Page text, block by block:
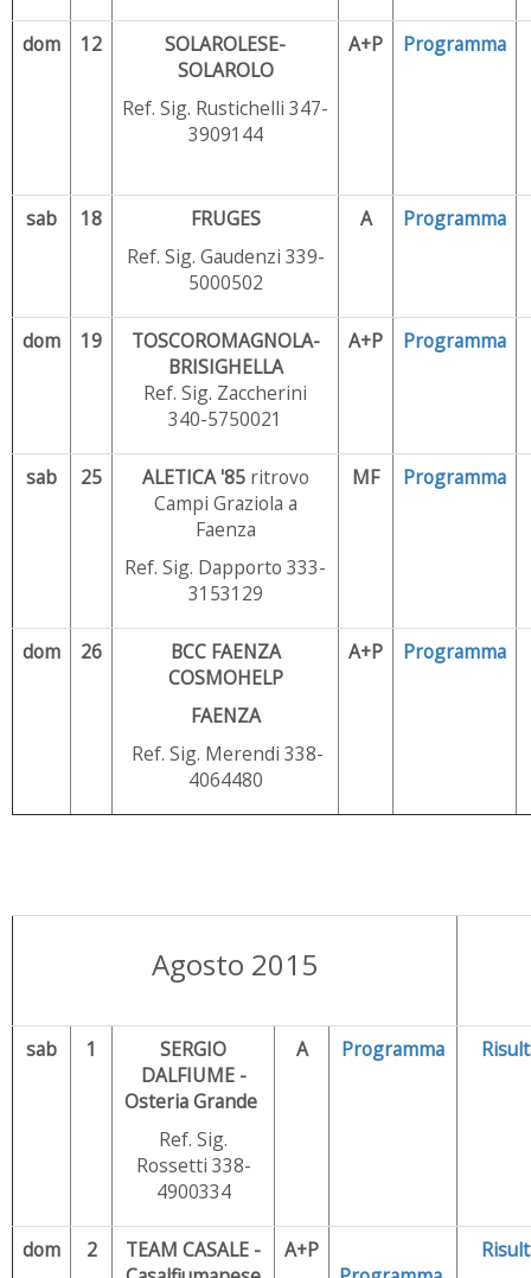
dom 12
SOLAROLESE-
SOLAROLO
Ref. Sig. Rustichelli 347-
3909144
A+P Programma
sab 18
FRUGES
Ref. Sig. Gaudenzi 339-
5000502
A Programma
dom 19
TOSCOROMAGNOLA-
BRISIGHELLA
Ref. Sig. Zaccherini
340-5750021
A+P Programma
sab 25 ALETICA '85ritrovo
Campi Graziola a
Faenza
Ref. Sig. Dapporto 333-
3153129
MF Programma
dom 26
BCC FAENZA
COSMOHELP
FAENZA
Ref. Sig. Merendi 338-
4064480
A+P Programma
Agosto 2015
sab 1
SERGIO
DALFIUME -
Osteria Grande
Ref. Sig.
Rossetti 338-
4900334
A Programma
dom 2
TEAM CASALE -
A+P